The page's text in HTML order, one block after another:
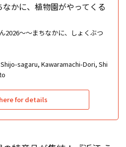
かに、植物園がやってくる
2026〜〜まちなかに、しょくぶつ
sagaru, Kawaramachi-Dori, Shi
for details